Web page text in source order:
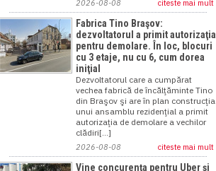
2026-08-08 citeste mai mult
Fabrica Tino Braşov:
dezvoltatorul a primit autorizaţia
pentru demolare. În loc, blocuri
cu 3 etaje, nu cu 6, cum dorea
iniţial
Dezvoltatorul care a cumpărat
vechea fabrică de încălţăminte Tino
din Braşov şi are în plan construcţia
unui ansamblu rezidenţial a primit
autorizaţia de demolare a vechilor
clădiri[...]
2026-08-08 citeste mai mult
Vine concurenţa pentru Uber şi